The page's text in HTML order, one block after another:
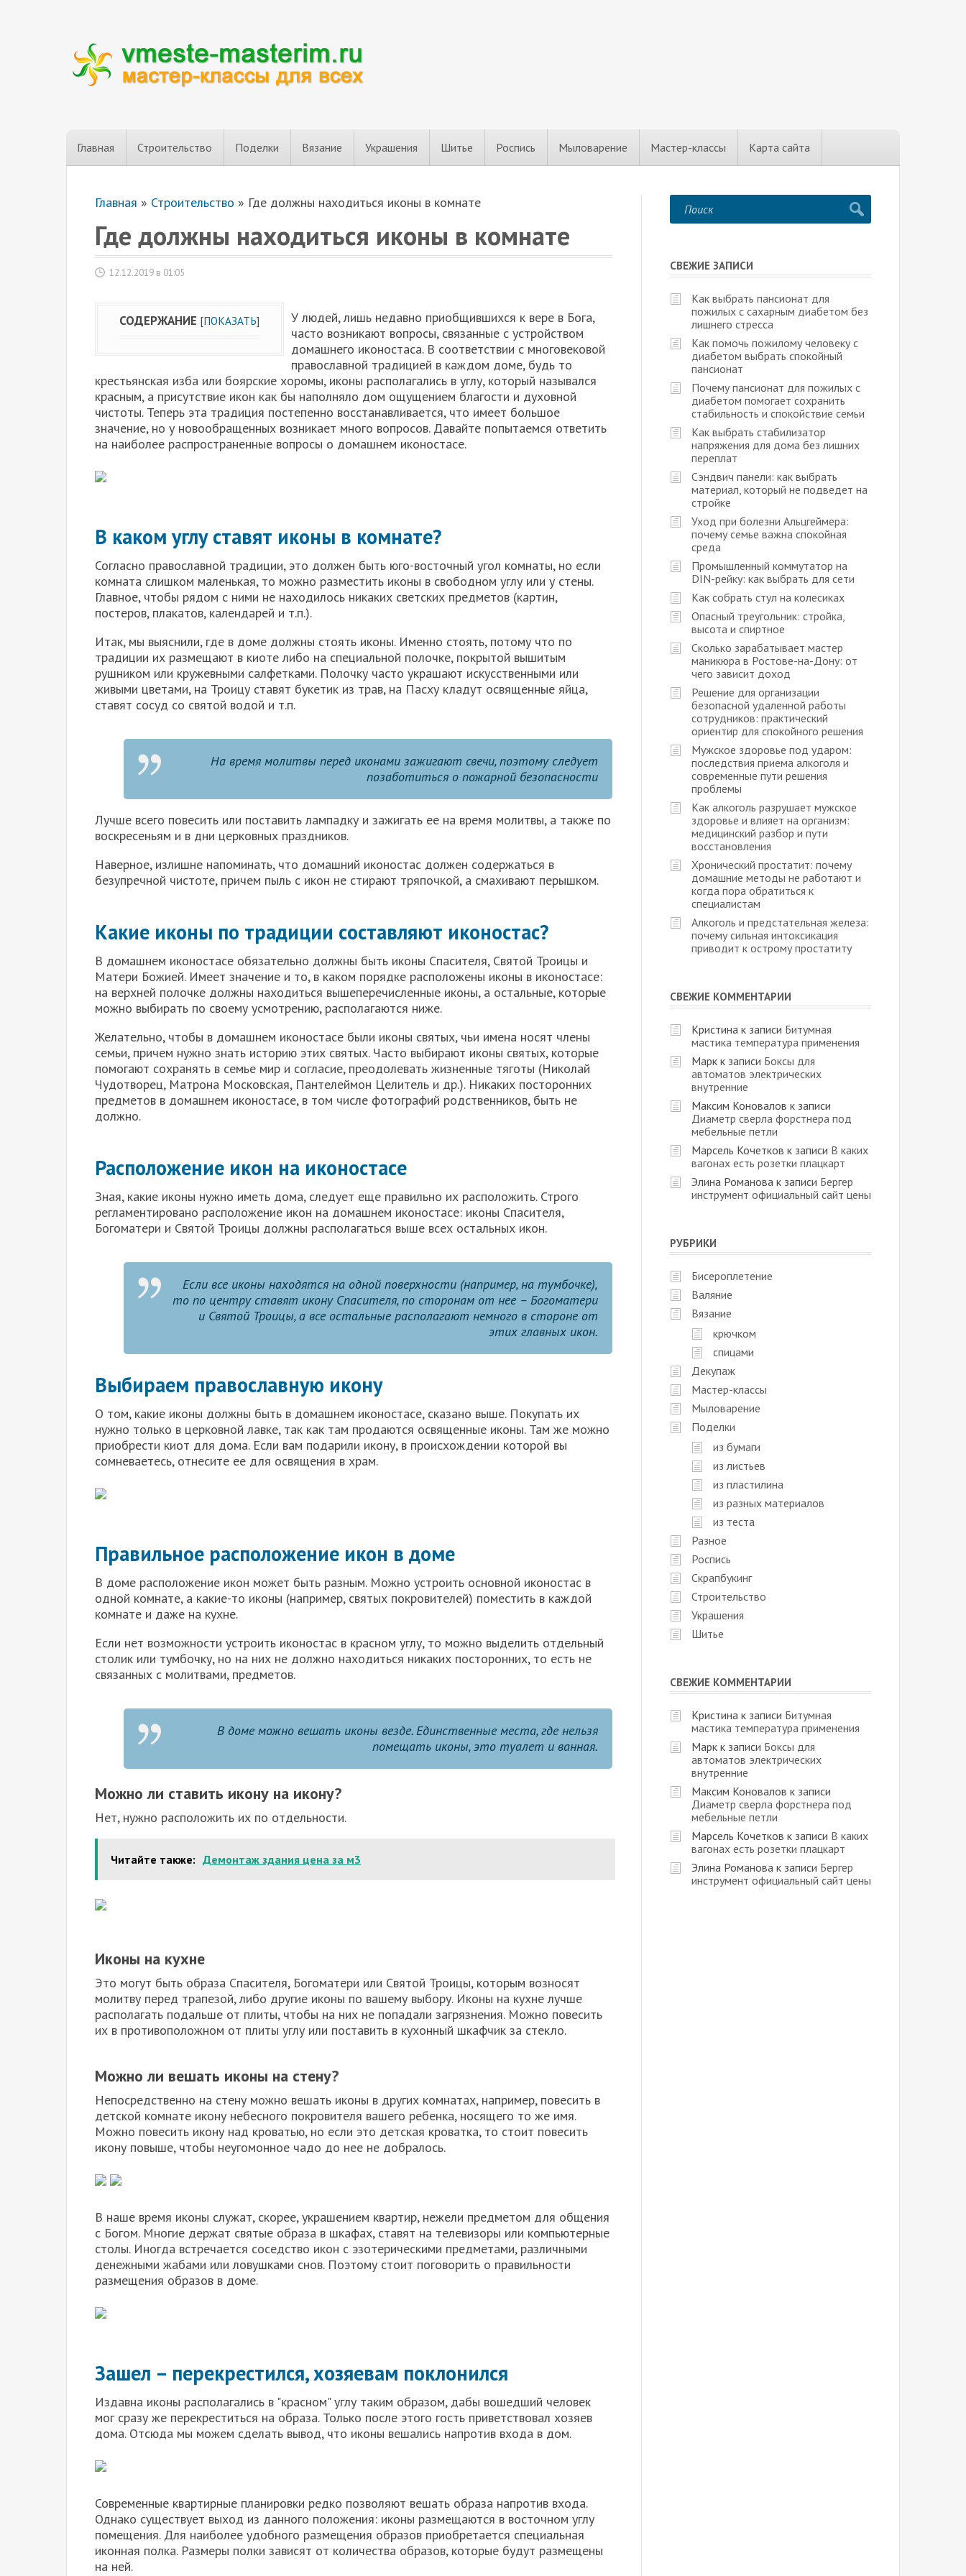
Главная Строительство Поделки Вязание Украшения Шитье Роспись Мыловарение Мастер-классы Карта сайта
Главная » Строительство » Где должны находиться иконы в комнате
Где должны находиться иконы в комнате
12.12.2019 в 01:05
СОДЕРЖАНИЕ [ПОКАЗАТЬ]
У людей, лишь недавно приобщившихся к вере в Бога,
часто возникают вопросы, связанные с устройством
домашнего иконостаса. В соответствии с многовековой
православной традицией в каждом доме, будь то
крестьянская изба или боярские хоромы, иконы располагались в углу, который назывался
красным, а присутствие икон как бы наполняло дом ощущением благости и духовной
чистоты. Теперь эта традиция постепенно восстанавливается, что имеет большое
значение, но у новообращенных возникает много вопросов. Давайте попытаемся ответить
на наиболее распространенные вопросы о домашнем иконостасе.
В каком углу ставят иконы в комнате?
Согласно православной традиции, это должен быть юго-восточный угол комнаты, но если
комната слишком маленькая, то можно разместить иконы в свободном углу или у стены.
Главное, чтобы рядом с ними не находилось никаких светских предметов (картин,
постеров, плакатов, календарей и т.п.).
Итак, мы выяснили, где в доме должны стоять иконы. Именно стоять, потому что по
традиции их размещают в киоте либо на специальной полочке, покрытой вышитым
рушником или кружевными салфетками. Полочку часто украшают искусственными или
живыми цветами, на Троицу ставят букетик из трав, на Пасху кладут освященные яйца,
ставят сосуд со святой водой и т.п.
На время молитвы перед иконами зажигают свечи, поэтому следует
позаботиться о пожарной безопасности
Лучше всего повесить или поставить лампадку и зажигать ее на время молитвы, а также по
воскресеньям и в дни церковных праздников.
Наверное, излишне напоминать, что домашний иконостас должен содержаться в
безупречной чистоте, причем пыль с икон не стирают тряпочкой, а смахивают перышком.
Какие иконы по традиции составляют иконостас?
В домашнем иконостасе обязательно должны быть иконы Спасителя, Святой Троицы и
Матери Божией. Имеет значение и то, в каком порядке расположены иконы в иконостасе:
на верхней полочке должны находиться вышеперечисленные иконы, а остальные, которые
можно выбирать по своему усмотрению, располагаются ниже.
Желательно, чтобы в домашнем иконостасе были иконы святых, чьи имена носят члены
семьи, причем нужно знать историю этих святых. Часто выбирают иконы святых, которые
помогают сохранять в семье мир и согласие, преодолевать жизненные тяготы (Николай
Чудотворец, Матрона Московская, Пантелеймон Целитель и др.). Никаких посторонних
предметов в домашнем иконостасе, в том числе фотографий родственников, быть не
должно.
Расположение икон на иконостасе
Зная, какие иконы нужно иметь дома, следует еще правильно их расположить. Строго
регламентировано расположение икон на домашнем иконостасе: иконы Спасителя,
Богоматери и Святой Троицы должны располагаться выше всех остальных икон.
Если все иконы находятся на одной поверхности (например, на тумбочке),
то по центру ставят икону Спасителя, по сторонам от нее – Богоматери
и Святой Троицы, а все остальные располагают немного в стороне от
этих главных икон.
Выбираем православную икону
О том, какие иконы должны быть в домашнем иконостасе, сказано выше. Покупать их
нужно только в церковной лавке, так как там продаются освященные иконы. Там же можно
приобрести киот для дома. Если вам подарили икону, в происхождении которой вы
сомневаетесь, отнесите ее для освящения в храм.
Правильное расположение икон в доме
В доме расположение икон может быть разным. Можно устроить основной иконостас в
одной комнате, а какие-то иконы (например, святых покровителей) поместить в каждой
комнате и даже на кухне.
Если нет возможности устроить иконостас в красном углу, то можно выделить отдельный
столик или тумбочку, но на них не должно находиться никаких посторонних, то есть не
связанных с молитвами, предметов.
В доме можно вешать иконы везде. Единственные места, где нельзя
помещать иконы, это туалет и ванная.
Можно ли ставить икону на икону?
Нет, нужно расположить их по отдельности.
Читайте также: Демонтаж здания цена за м3
Иконы на кухне
Это могут быть образа Спасителя, Богоматери или Святой Троицы, которым возносят
молитву перед трапезой, либо другие иконы по вашему выбору. Иконы на кухне лучше
располагать подальше от плиты, чтобы на них не попадали загрязнения. Можно повесить
их в противоположном от плиты углу или поставить в кухонный шкафчик за стекло.
Можно ли вешать иконы на стену?
Непосредственно на стену можно вешать иконы в других комнатах, например, повесить в
детской комнате икону небесного покровителя вашего ребенка, носящего то же имя.
Можно повесить икону над кроватью, но если это детская кроватка, то стоит повесить
икону повыше, чтобы неугомонное чадо до нее не добралось.
В наше время иконы служат, скорее, украшением квартир, нежели предметом для общения
с Богом. Многие держат святые образа в шкафах, ставят на телевизоры или компьютерные
столы. Иногда встречается соседство икон с эзотерическими предметами, различными
денежными жабами или ловушками снов. Поэтому стоит поговорить о правильности
размещения образов в доме.
Зашел – перекрестился, хозяевам поклонился
Издавна иконы располагались в "красном" углу таким образом, дабы вошедший человек
мог сразу же перекреститься на образа. Только после этого гость приветствовал хозяев
дома. Отсюда мы можем сделать вывод, что иконы вешались напротив входа в дом.
Современные квартирные планировки редко позволяют вешать образа напротив входа.
Однако существует выход из данного положения: иконы размещаются в восточном углу
помещения. Для наиболее удобного размещения образов приобретается специальная
иконная полка. Размеры полки зависят от количества образов, которые будут размещены
на ней.
СВЕЖИЕ ЗАПИСИ
Как выбрать пансионат для
пожилых с сахарным диабетом без
лишнего стресса
Как помочь пожилому человеку с
диабетом выбрать спокойный
пансионат
Почему пансионат для пожилых с
диабетом помогает сохранить
стабильность и спокойствие семьи
Как выбрать стабилизатор
напряжения для дома без лишних
переплат
Сэндвич панели: как выбрать
материал, который не подведет на
стройке
Уход при болезни Альцгеймера:
почему семье важна спокойная
среда
Промышленный коммутатор на
DIN-рейку: как выбрать для сети
Как собрать стул на колесиках
Опасный треугольник: стройка,
высота и спиртное
Сколько зарабатывает мастер
маникюра в Ростове-на-Дону: от
чего зависит доход
Решение для организации
безопасной удаленной работы
сотрудников: практический
ориентир для спокойного решения
Мужское здоровье под ударом:
последствия приема алкоголя и
современные пути решения
проблемы
Как алкоголь разрушает мужское
здоровье и влияет на организм:
медицинский разбор и пути
восстановления
Хронический простатит: почему
домашние методы не работают и
когда пора обратиться к
специалистам
Алкоголь и предстательная железа:
почему сильная интоксикация
приводит к острому простатиту
СВЕЖИЕ КОММЕНТАРИИ
Кристина к записи Битумная
мастика температура применения
Марк к записи Боксы для
автоматов электрических
внутренние
Максим Коновалов к записи
Диаметр сверла форстнера под
мебельные петли
Марсель Кочетков к записи В каких
вагонах есть розетки плацкарт
Элина Романова к записи Бергер
инструмент официальный сайт цены
РУБРИКИ
Бисероплетение
Валяние
Вязание
крючком
спицами
Декупаж
Мастер-классы
Мыловарение
Поделки
из бумаги
из листьев
из пластилина
из разных материалов
из теста
Разное
Роспись
Скрапбукинг
Строительство
Украшения
Шитье
СВЕЖИЕ КОММЕНТАРИИ
Кристина к записи Битумная
мастика температура применения
Марк к записи Боксы для
автоматов электрических
внутренние
Максим Коновалов к записи
Диаметр сверла форстнера под
мебельные петли
Марсель Кочетков к записи В каких
вагонах есть розетки плацкарт
Элина Романова к записи Бергер
инструмент официальный сайт цены